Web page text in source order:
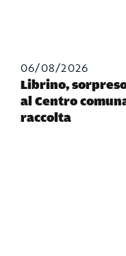
06/08/2026
Librino,
al Centro
raccolta